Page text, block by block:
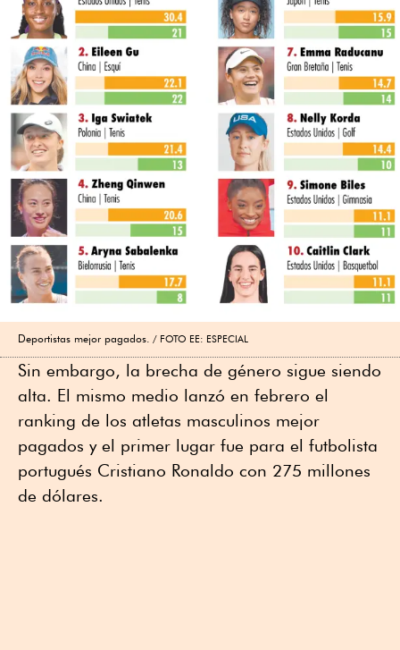
Deportistas mejor pagados. FOTO EE: ESPECIAL
Sin embargo, la brecha de género sigue siendo
alta. El mismo medio lanzó en febrero el
ranking de los atletas masculinos mejor
pagados y el primer lugar fue para el futbolista
portugués Cristiano Ronaldo con 275 millones
de dólares.